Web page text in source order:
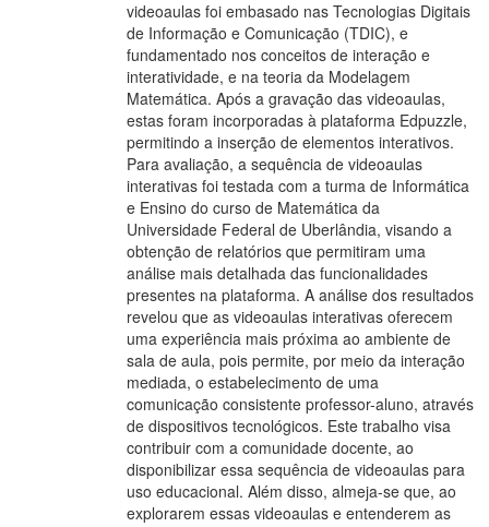
videoaulas foi embasado nas Tecnologias Digitais
de Informação e Comunicação (TDIC), e
fundamentado nos conceitos de interação e
interatividade, e na teoria da Modelagem
Matemática. Após a gravação das videoaulas,
estas foram incorporadas à plataforma Edpuzzle,
permitindo a inserção de elementos interativos.
Para avaliação, a sequência de videoaulas
interativas foi testada com a turma de Informática
e Ensino do curso de Matemática da
Universidade Federal de Uberlândia, visando a
obtenção de relatórios que permitiram uma
análise mais detalhada das funcionalidades
presentes na plataforma. A análise dos resultados
revelou que as videoaulas interativas oferecem
uma experiência mais próxima ao ambiente de
sala de aula, pois permite, por meio da interação
mediada, o estabelecimento de uma
comunicação consistente professor-aluno, através
de dispositivos tecnológicos. Este trabalho visa
contribuir com a comunidade docente, ao
disponibilizar essa sequência de videoaulas para
uso educacional. Além disso, almeja-se que, ao
explorarem essas videoaulas e entenderem as